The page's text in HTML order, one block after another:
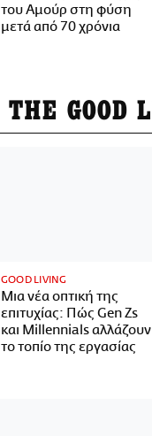
του Αμούρ στη φύση
μετά από 70 χρόνια
THE GOOD
GOOD LIVING
Μια νέα οπτική της
επιτυχίας: Πώς Gen Zs
και Millennials αλλάζουν
το τοπίο της εργασίας